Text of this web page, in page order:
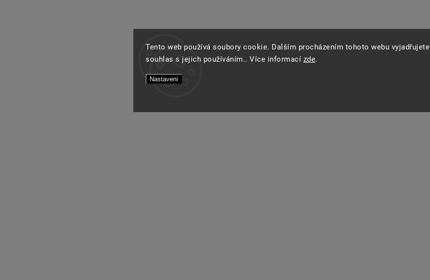
Tento web používá soubory cookie. Dalším procházením tohoto webu vyjadřujete
souhlas s jejich používáním.. Více informací zde.
Nastavení